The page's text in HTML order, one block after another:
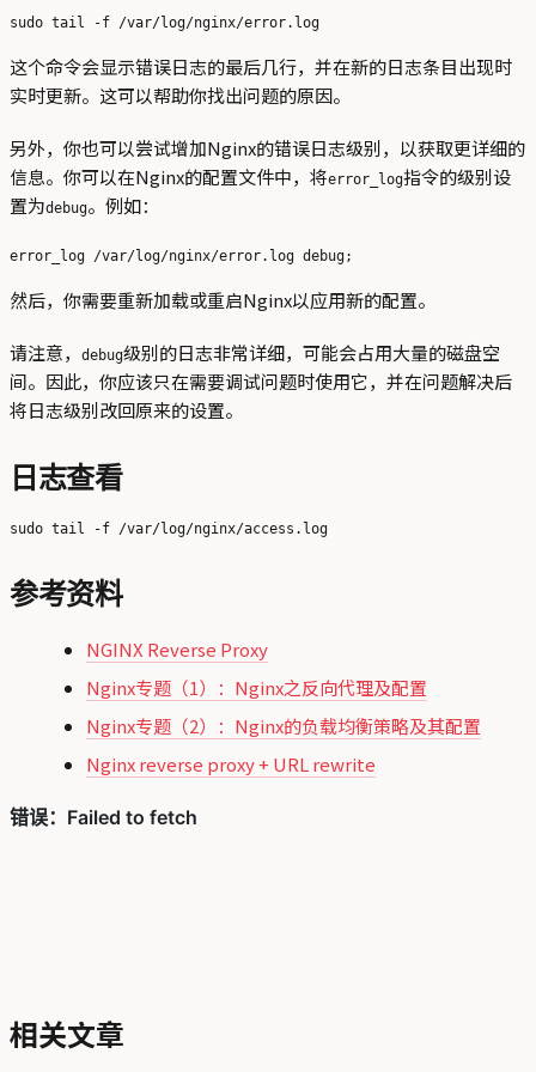
这个命令会显示错误日志的最后几行，并在新的日志条目出现时
实时更新。这可以帮助你找出问题的原因。
另外，你也可以尝试增加Nginx的错误日志级别，以获取更详细的
信息。你可以在Nginx的配置文件中，将error_log指令的级别设
置为debug。例如：
然后，你需要重新加载或重启Nginx以应用新的配置。
请注意， debug级别的日志非常详细，可能会占用大量的磁盘空
间。因此，你应该只在需要调试问题时使用它，并在问题解决后
将日志级别改回原来的设置。
日志查看
参考资料
NGINX Reverse Proxy
Nginx专题（1）：Nginx之反向代理及配置
Nginx专题（2）：Nginx的负载均衡策略及其配置
Nginx reverse proxy + URL rewrite
相关文章